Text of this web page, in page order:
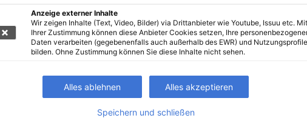
Anzeige externer Inhalte
Wir zeigen Inhalte (Text, Video, Bilder) via Drittanbieter wie Youtube, Issuu etc. Mit
Ihrer Zustimmung können diese Anbieter Cookies setzen, Ihre
Daten verarbeiten (gegebenenfalls auch außerhalb des EWR) und Nutzungsprofile
bilden. Ohne Zustimmung können Sie diese Inhalte nicht sehen.
Alles ablehnen Alles akzeptieren
Speichern und schließen